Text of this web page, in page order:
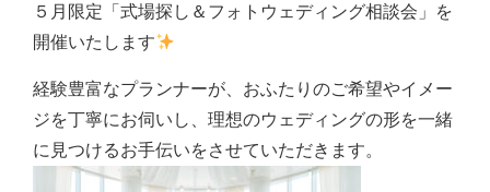
５月限定「式場探し＆フォトウェディング相談会」を
開催いたします
経験豊富なプランナーが、おふたりのご希望やイメー
ジを丁寧にお伺いし、理想のウェディングの形を一緒
に見つけるお手伝いをさせていただきます。